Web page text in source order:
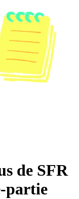
de SFR
partie